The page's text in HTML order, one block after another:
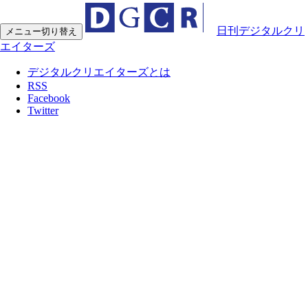
メニュー切り替え
日刊デジタルクリ
エイターズ
デジタルクリエイターズとは
RSS
Facebook
Twitter